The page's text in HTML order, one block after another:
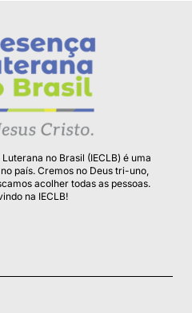
no Brasil (IECLB) é uma
país. Cremos no Deus tri-uno,
acolher todas as pessoas.
na IECLB!